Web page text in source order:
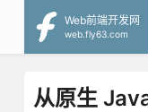
Web前端开发网
web.fly63.com
从原生